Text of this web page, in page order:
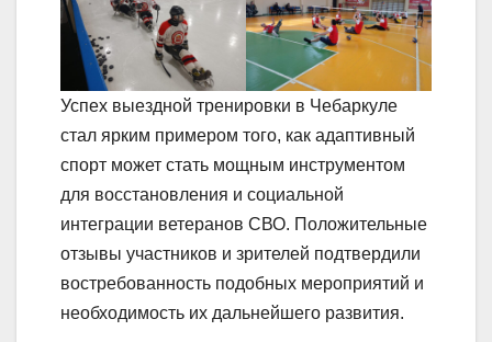
Успех выездной тренировки в Чебаркуле
стал ярким примером того, как адаптивный
спорт может стать мощным инструментом
для восстановления и социальной
интеграции ветеранов СВО. Положительные
отзывы участников и зрителей подтвердили
востребованность подобных мероприятий и
необходимость их дальнейшего развития.